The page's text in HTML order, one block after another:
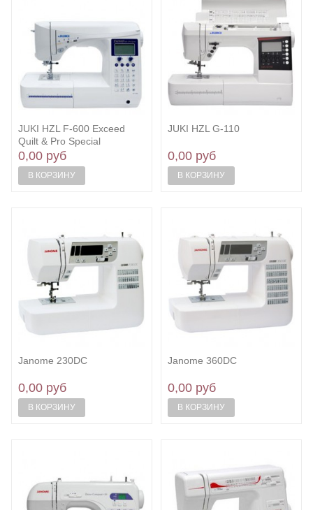
JUKI HZL F-600 Exceed
Quilt & Pro Special
0,00 руб
В КОРЗИНУ
JUKI HZL G-110
0,00 руб
В КОРЗИНУ
Janome 230DС
0,00 руб
В КОРЗИНУ
Janome 360DС
0,00 руб
В КОРЗИНУ